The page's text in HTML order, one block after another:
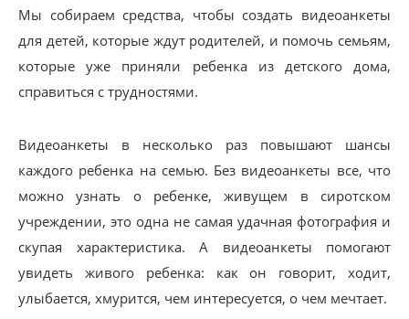
Мы собираем средства, чтобы создать видеоанкеты
для детей, которые ждут родителей, и помочь семьям,
которые уже приняли ребенка из детского дома,
справиться с трудностями.
Видеоанкеты в несколько раз повышают шансы
каждого ребенка на семью. Без видеоанкеты все, что
можно узнать о ребенке, живущем в сиротском
учреждении, это одна не самая удачная фотография и
скупая характеристика. А видеоанкеты помогают
увидеть живого ребенка: как он говорит, ходит,
улыбается, хмурится, чем интересуется, о чем мечтает.